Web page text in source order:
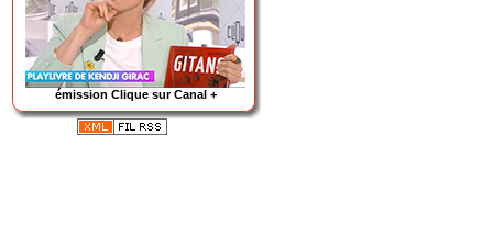
émission Clique sur Canal +